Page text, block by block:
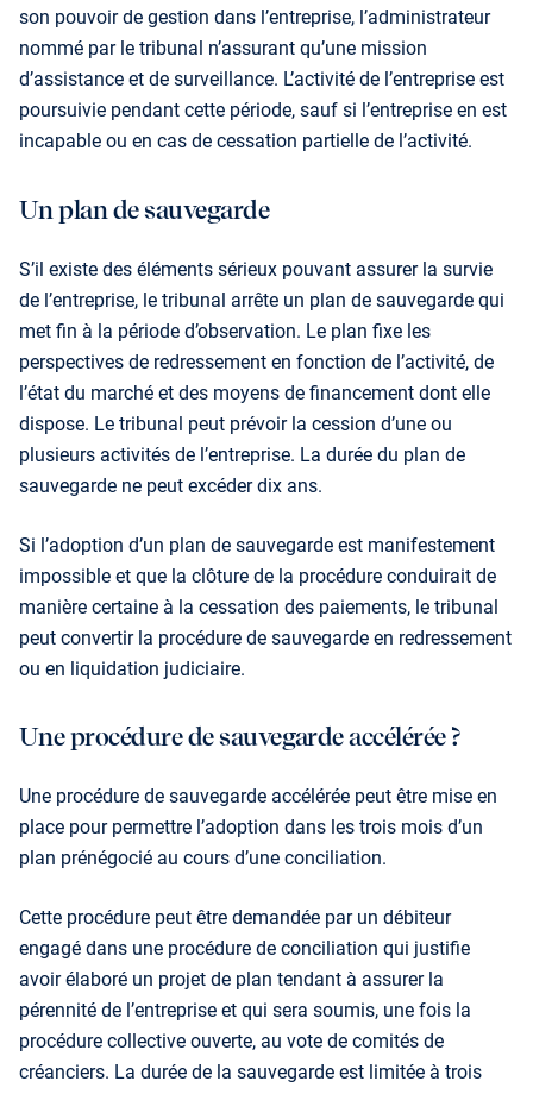
son pouvoir de gestion dans l’entreprise, l’administrateur
nommé par le tribunal n’assurant qu’une mission
d’assistance et de surveillance. L’activité de l’entreprise est
poursuivie pendant cette période, sauf si l’entreprise en est
incapable ou en cas de cessation partielle de l’activité.
Un plan de sauvegarde
S’il existe des éléments sérieux pouvant assurer la survie
de l’entreprise, le tribunal arrête un plan de sauvegarde qui
met fin à la période d’observation. Le plan fixe les
perspectives de redressement en fonction de l’activité, de
l’état du marché et des moyens de financement dont elle
dispose. Le tribunal peut prévoir la cession d’une ou
plusieurs activités de l’entreprise. La durée du plan de
sauvegarde ne peut excéder dix ans.
Si l’adoption d’un plan de sauvegarde est manifeste­ment
impossible et que la clôture de la procédure conduirait de
manière certaine à la cessation des paie­ments, le tribunal
peut convertir la procédure de sauve­garde en redressement
ou en liquidation judiciaire.
Une procédure de sauvegarde accélérée ?
Une procédure de sauvegarde accélérée peut être mise en
place pour permettre l’adoption dans les trois mois d’un
plan prénégocié au cours d’une conciliation.
Cette procédure peut être demandée par un débiteur
engagé dans une procédure de conciliation qui justifie
avoir élaboré un projet de plan tendant à assurer la
pérennité de l’entreprise et qui sera soumis, une fois la
procédure collective ouverte, au vote de comités de
créanciers. La durée de la sauvegarde est limitée à trois